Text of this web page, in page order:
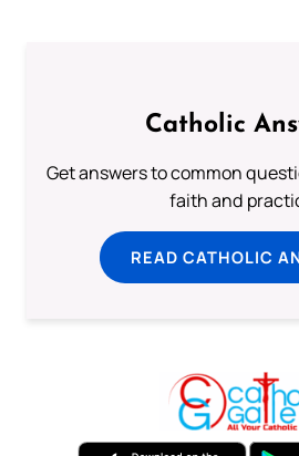
Catholic
Get answers to common
faith and
READ CATHOLIC